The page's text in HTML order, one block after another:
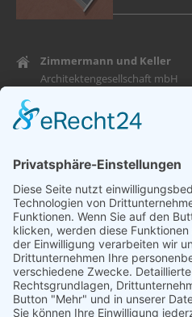
Zimmermann und Keller
Architektengesellschaft mbH
86609 Donauwörth
Fon: 0906 – 70 55 77 – 0
Fax: 0906 – 70 55 77 – 10
Copyright © 2026 Zimmermann